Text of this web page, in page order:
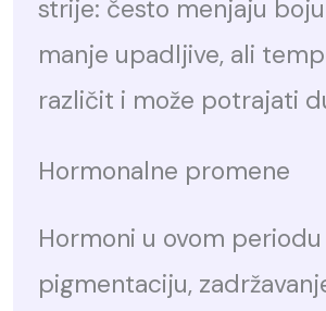
strije: često menjaju
manje upadljive, ali
različit i može potrajati
Hormonalne promene
Hormoni u ovom
pigmentaciju,